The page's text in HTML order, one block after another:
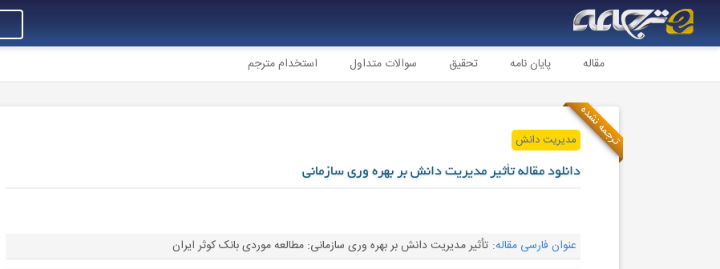
مقاله پایان نامه تحقیق سوالات متداول استخدام مترجم
ترجمه نشدهمدیریت دانش
دانلود مقاله تأثیر مدیریت دانش بر بهره وری سازمانی
عنوان فارسی مقاله: تأثیر مدیریت دانش بر بهره وری سازمانی: مطالعه موردی بانک کوثر ایران